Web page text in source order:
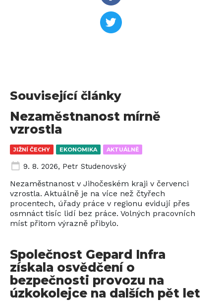
Související články
JIŽNÍ ČECHY EKONOMIKA AKTUÁLNĚ
Nezaměstnanost mírně
vzrostla
9. 8. 2026, Petr Studenovský
Nezaměstnanost v Jihočeském kraji v červenci
vzrostla. Aktuálně je na více než čtyřech
procentech, úřady práce v regionu evidují přes
osmnáct tisíc lidí bez práce. Volných pracovních
míst přitom výrazně přibylo.
Společnost Gepard Infra
získala osvědčení o
bezpečnosti provozu na
úzkokolejce na dalších pět let